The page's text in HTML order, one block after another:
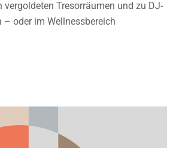
vergoldeten Tresorräumen und zu DJ-
– oder im Wellnessbereich